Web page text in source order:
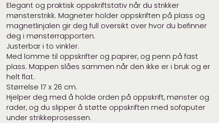
Elegant og praktisk oppskriftstativ når du strikker
mønsterstrikk. Magneter holder oppskriften på plass og
magnetlinjalen gir deg full oversikt over hvor du befinner
deg i mønsterrapporten.
Justerbar i to vinkler.
Med lomme til oppskrifter og papirer, og penn på fast
plass. Mappen slåes sammen når den ikke er i bruk og er
helt flat.
Størrelse 17 x 26 cm.
Hjelper deg med å holde orden på oppskrift, mønster og
rader, og du slipper å støtte oppskriften med sofaputer
under strikkeprosessen.